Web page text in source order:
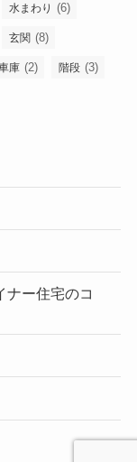
水まわり (6)
玄関 (8)
庫 (2) 階段 (3)
ナー住宅のコ